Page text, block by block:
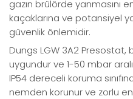
gazın brülörde yanmasını
kaçaklarına ve potansiyel
güvenlik önlemidir.
Dungs LGW 3A2 Presostat,
uygundur ve 1-50 mbar
IP54 dereceli koruma
nemden korunur ve zorlu